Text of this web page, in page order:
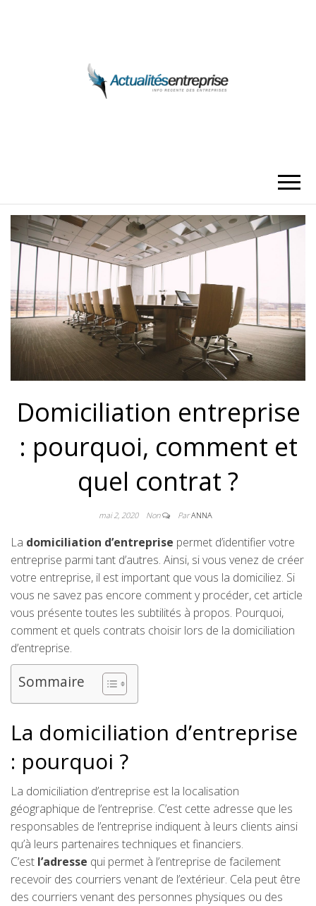
Domiciliation entreprise
: pourquoi, comment et
quel contrat ?
mai 2, 2020 Non ParANNA
La domiciliation d’entreprise permet d’identifier votre
entreprise parmi tant d’autres. Ainsi, si vous venez de créer
votre entreprise, il est important que vous la domiciliez. Si
vous ne savez pas encore comment y procéder, cet article
vous présente toutes les subtilités à propos. Pourquoi,
comment et quels contrats choisir lors de la domiciliation
d’entreprise.
Sommaire
La domiciliation d’entreprise
: pourquoi ?
La domiciliation d’entreprise est la localisation
géographique de l’entreprise. C’est cette adresse que les
responsables de l’entreprise indiquent à leurs clients ainsi
qu’à leurs partenaires techniques et financiers.
C’est l’adresse qui permet à l’entreprise de facilement
recevoir des courriers venant de l’extérieur. Cela peut être
des courriers venant des personnes physiques ou des